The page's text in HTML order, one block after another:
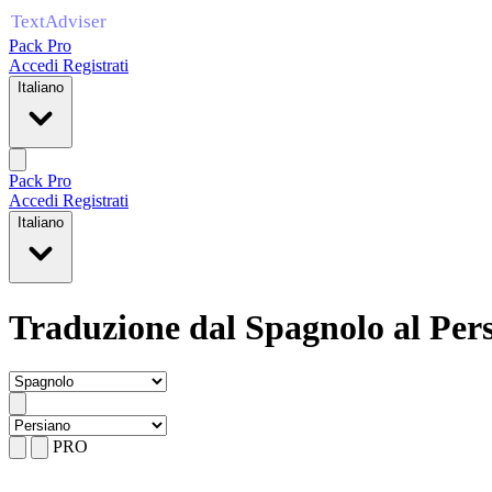
Pack Pro
Accedi Registrati
Italiano
Pack Pro
Accedi Registrati
Italiano
Traduzione dal Spagnolo al
PRO